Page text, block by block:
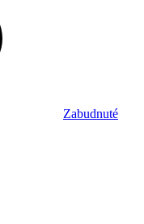
Zabudnuté